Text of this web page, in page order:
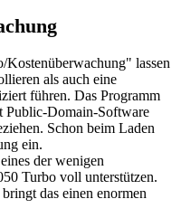
lassen
als auch eine
führen. Das Programm
Public-Domain-Software
Schon beim Laden
ein.
der wenigen
Turbo voll unterstützen.
das einen enormen